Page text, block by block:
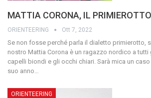
MATTIA CORONA, IL
ORIENTEERING Ott 7, 2022
Se non fosse perché parla il dialetto primierotto,
nostro Mattia Corona è un ragazzo nordico a
capelli biondi e gli occhi chiari. Sarà mica un caso
suo anno…
ORIENTEERING